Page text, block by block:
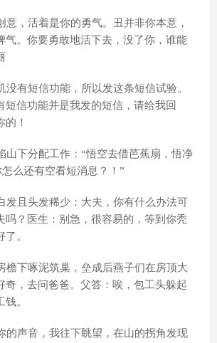
意，活着是你的勇气。丑并非你本意，
气。你要勇敢地活下去，没了你，谁能
没有短信功能，所以发这条短信试验。
短信功能并是我发的短信，请给我回
的！
山下分配工作：“悟空去借芭蕉扇，悟净
么还有空看短消息？！”
发且头发稀少：大夫，你有什么办法可
吗？医生：别急，很容易的，等到你秃
。
檐下啄泥筑巢，垒成后燕子们在房顶大
奇，去问爸爸。父答：唉，包工头躲起
。
的声音，我往下眺望，在山的拐角发现